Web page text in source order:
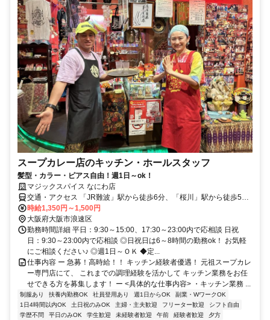
スープカレー店のキッチン・ホールスタッフ
髪型・カラー・ピアス自由！週1日～ok！
マジックスパイス なにわ店
交通・アクセス 「JR難波」駅から徒歩6分、「桜川」駅から徒歩5
分、地下鉄「なんば」駅から徒歩10分
時給1,350円～1,500円
大阪府大阪市浪速区
勤務時間詳細 平日：9:30～15:00、17:30～23:00内で応相談 日祝
日：9:30～23:00内で応相談 ◎日祝日は6～8時間の勤務ok！ お気軽
にご相談ください♪ ◎週1日～ＯＫ ◆定...
仕事内容 ー 急募！高時給！！ キッチン経験者優遇！ 元祖スープカレ
ー専門店にて、 これまでの調理経験を活かして キッチン業務をお任
せできる方を募集します！ ー <具体的な仕事内容> ・キッチン業務 ...
制服あり 扶養内勤務OK 社員登用あり 週1日からOK
副業・WワークOK
1日4時間以内OK
土日祝のみOK 主婦・主夫歓迎 フリーター歓迎
シフト自由
学歴不問
平日のみOK 学生歓迎 未経験者歓迎 午前 経験者歓迎
夕方